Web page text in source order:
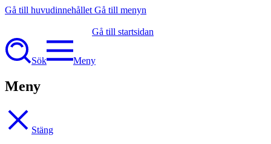
Gå till huvudinnehållet Gå till menyn
Gå till startsidan
Sök Meny
Meny
Stäng